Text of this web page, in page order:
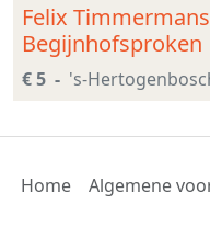
Felix
Begijnhofsproken
€ 5 's-
Home Algemene